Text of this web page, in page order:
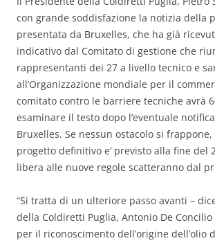
con grande soddisfazione la notizia della
presentata da Bruxelles, che ha già
indicativo dal Comitato di gestione che
rappresentanti dei 27 a livello tecnico e
all’Organizzazione mondiale per il
comitato contro le barriere tecniche avrà
esaminare il testo dopo l’eventuale
Bruxelles. Se nessun ostacolo si
progetto definitivo e’ previsto alla fine del
libera alle nuove regole scatteranno dal
“Si tratta di un ulteriore passo avanti –
della Coldiretti Puglia, Antonio De
per il riconoscimento dell’origine dell’olio